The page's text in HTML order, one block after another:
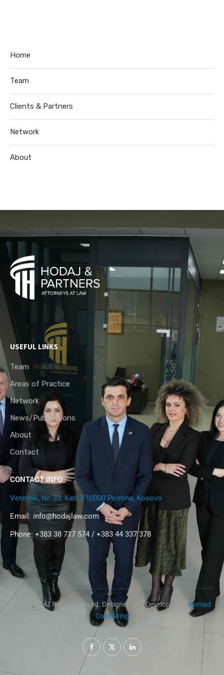
Home
Team
Clients & Partners
Network
About
USEFUL LINKS
Team
Areas of Practice
Network
News/Publications
About
Contact
CONTACT INFO
Veternik, Nr. 33, Kati 3 10000 Pristina, Kosovo
Email: info@hodajlaw.com
Phone: +383 38 717 574 / +383 44 337 378
@2024 – All Right Reserved. Designed and Developed by Nomad
Consulting